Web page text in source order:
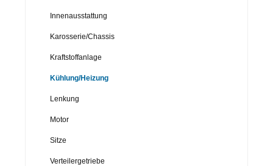
Innenausstattung
Karosserie/Chassis
Kraftstoffanlage
Kühlung/Heizung
Lenkung
Motor
Sitze
Verteilergetriebe